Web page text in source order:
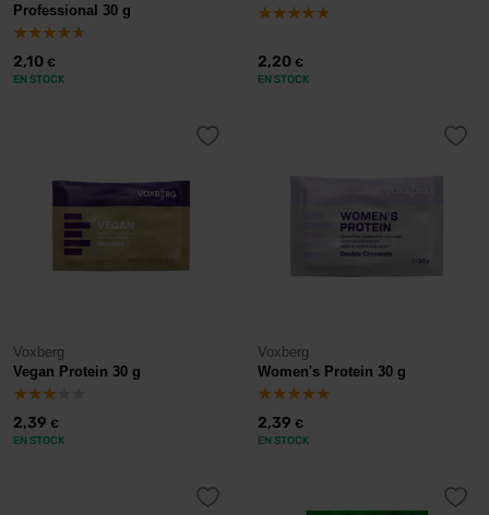
Professional 30 g
2,10 €
EN STOCK
2,20 €
EN STOCK
Voxberg
Vegan Protein 30 g
2,39 €
EN STOCK
Voxberg
Women's Protein 30 g
2,39 €
EN STOCK